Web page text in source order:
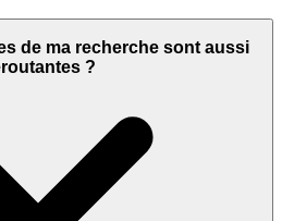
de ma recherche sont aussi
?